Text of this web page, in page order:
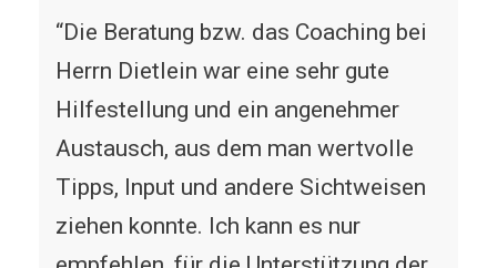
“Die Beratung bzw. das Coaching bei
Herrn Dietlein war eine sehr gute
Hilfestellung und ein angenehmer
Austausch, aus dem man wertvolle
Tipps, Input und andere Sichtweisen
ziehen konnte. Ich kann es nur